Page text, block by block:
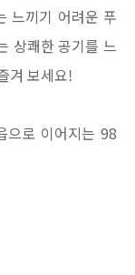
느끼기 어려운 푸
상쾌한 공기를 느
겨 보세요!
으로 이어지는 98